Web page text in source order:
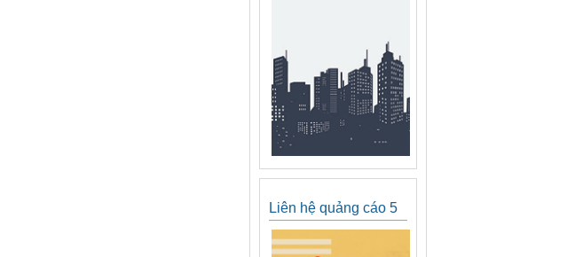
Liên hệ quảng cáo 5